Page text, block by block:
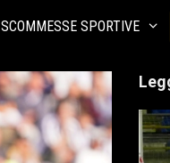
SCOMMESSE SPORTIVE